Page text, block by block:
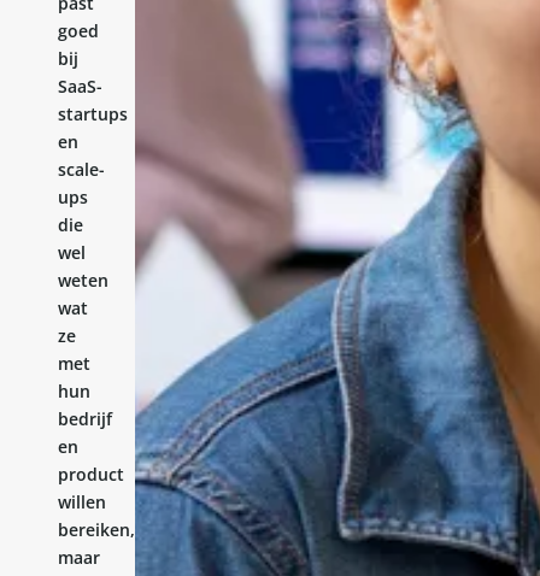
goed
bij
SaaS-
startups
en
scale-
ups
die
wel
weten
wat
ze
met
hun
bedrijf
en
product
willen
bereiken,
maar